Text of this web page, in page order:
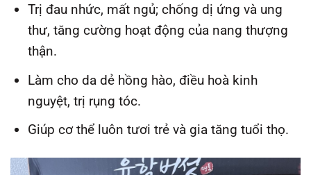
Trị đau nhức, mất ngủ; chống dị ứng và ung
thư, tăng cường hoạt động của nang thượng
thận.
Làm cho da dẻ hồng hào, điều hoà kinh
nguyệt, trị rụng tóc.
Giúp cơ thể luôn tươi trẻ và gia tăng tuổi thọ.